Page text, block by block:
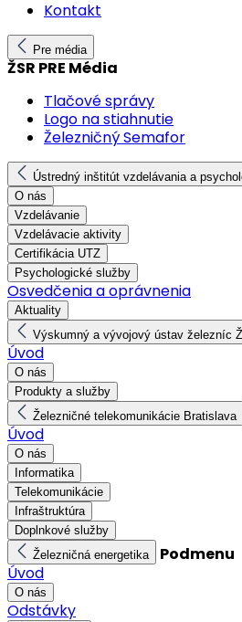
Kontakt
Pre média
ŽSR PRE Média
Tlačové správy
Logo na stiahnutie
Železničný Semafor
Ústredný inštitút vzdelávania a
O nás
Vzdelávanie
Vzdelávacie aktivity
Certifikácia UTZ
Psychologické služby
Osvedčenia a oprávnenia
Aktuality
Výskumný a vývojový ústav železníc
Úvod
O nás
Produkty a služby
Železničné telekomunikácie Bratislava
Úvod
O nás
Informatika
Telekomunikácie
Infraštruktúra
Doplnkové služby
Železničná energetika
Podmenu
Úvod
O nás
Odstávky